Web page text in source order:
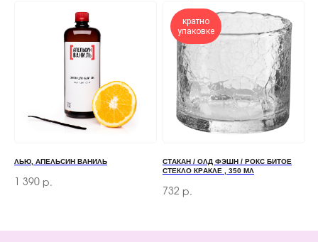
ЛЬЮ, АПЕЛЬСИН ВАНИЛЬ
1 390 р.
кратно
упаковке
СТАКАН / ОЛД ФЭШН / РОКС БИТОЕ
СТЕКЛО КРАКЛЕ , 350 МЛ
732 р.
конфиденциальности и обработки персональных данных
+7 (966) 077-55-50
ПЕРЕД ПОСЕЩЕНИЕМ ОФИСА, ПОЖАЛУЙСТА,